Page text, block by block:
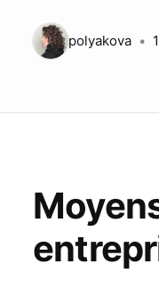
polyakova